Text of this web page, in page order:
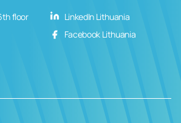
floor
LinkedIn Lithuania
Facebook Lithuania